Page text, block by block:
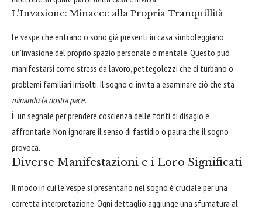
L'Invasione: Minacce alla Propria Tranquillità
Le vespe che entrano o sono già presenti in casa simboleggiano
un'invasione del proprio spazio personale o mentale. Questo può
manifestarsi come stress da lavoro, pettegolezzi che ci turbano o
problemi familiari irrisolti. Il sogno ci invita a esaminare ciò che sta
minando la nostra pace.
È un segnale per prendere coscienza delle fonti di disagio e
affrontarle. Non ignorare il senso di fastidio o paura che il sogno
provoca.
Diverse Manifestazioni e i Loro Significati
Il modo in cui le vespe si presentano nel sogno è cruciale per una
corretta interpretazione. Ogni dettaglio aggiunge una sfumatura al